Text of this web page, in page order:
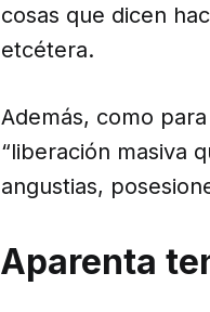
cosas que dicen
etcétera.
Además, como
“liberación masiva
angustias,
Aparenta